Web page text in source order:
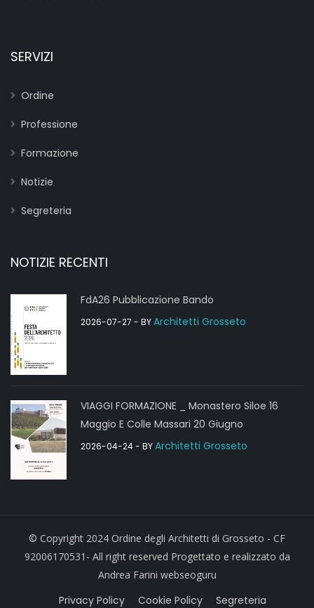
SERVIZI
Ordine
Professione
Formazione
Notizie
Segreteria
NOTIZIE RECENTI
FdA26 Pubblicazione Bando
2026-07-27 - BYArchitetti Grosseto
VIAGGI FORMAZIONE _ Monastero Siloe 16
Maggio E Colle Massari 20 Giugno
2026-04-24- BYArchitetti Grosseto
© Copyright 2024 Ordine degli Architetti di Grosseto - CF
92006170531- All right reserved Progettato e realizzato da
Andrea Farini webseoguru
Privacy Policy Cookie Policy Segreteria